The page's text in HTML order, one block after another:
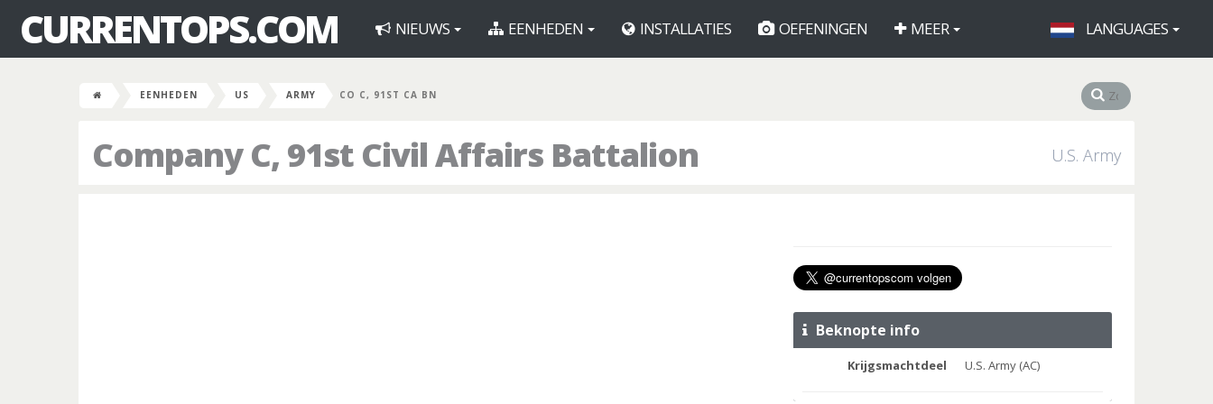
CURRENTOPS.COM NIEUWS EENHEDEN INSTALLATIES OEFENINGEN MEER LANGUAGES
EENHEDEN US ARMY CO C, 91ST CA BN
Company C, 91st Civil Affairs Battalion U.S. Army
Beknopte info
Krijgsmachtdeel U.S. Army (AC)